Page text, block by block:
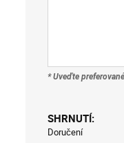
* Uveďte
SHRNUTÍ:
Doručení